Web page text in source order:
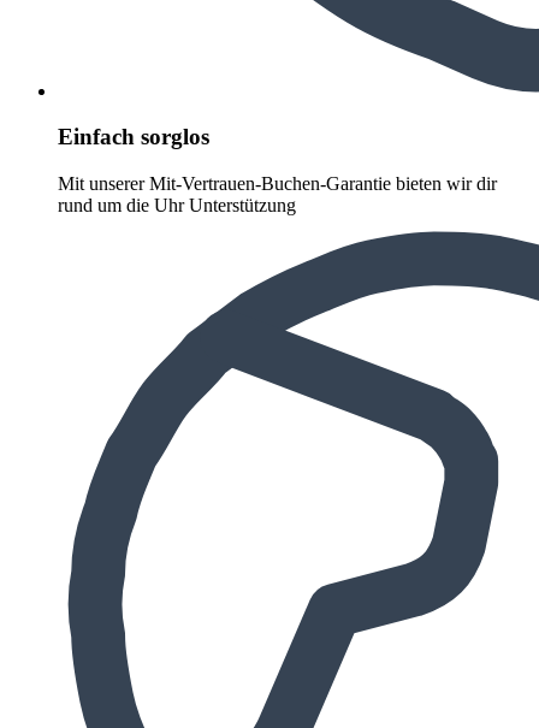
Einfach sorglos
Mit unserer Mit-Vertrauen-Buchen-Garantie bieten wir dir
rund um die Uhr Unterstützung